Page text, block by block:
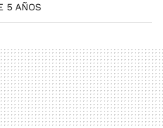
5 AÑOS